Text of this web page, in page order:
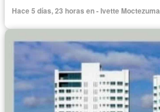
Hace 5 días, 23 horas en - Ivette Moctezuma